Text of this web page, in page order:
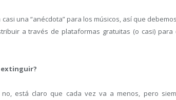
una “anécdota” para los músicos, así que
a través de plataformas gratuitas (o casi) para
extinguir?
está claro que cada vez va a menos, pero